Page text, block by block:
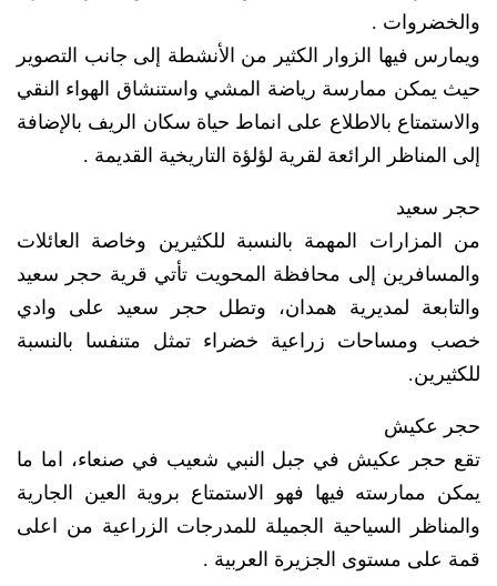
والخضروات .
ويمارس فيها الزوار الكثير من الأنشطة إلى جانب التصوير
حيث يمكن ممارسة رياضة المشي واستنشاق الهواء النقي
والاستمتاع بالاطلاع على انماط حياة سكان الريف بالإضافة
إلى المناظر الرائعة لقرية لؤلؤة التاريخية القديمة .
حجر سعيد
من المزارات المهمة بالنسبة للكثيرين وخاصة العائلات
والمسافرين إلى محافظة المحويت تأتي قرية حجر سعيد
والتابعة لمديرية همدان، وتطل حجر سعيد على وادي
خصب ومساحات زراعية خضراء تمثل متنفسا بالنسبة
للكثيرين.
حجر عكيش
تقع حجر عكيش في جبل النبي شعيب في صنعاء، اما ما
يمكن ممارسته فيها فهو الاستمتاع بروية العين الجارية
والمناظر السياحية الجميلة للمدرجات الزراعية من اعلى
قمة على مستوى الجزيرة العربية .